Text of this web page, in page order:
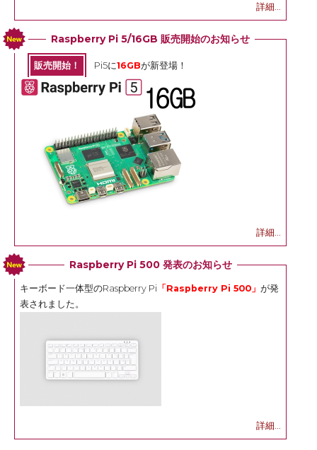
詳細...
Raspberry Pi 5/16GB 販売開始のお知らせ
販売開始！ Pi5に16GBが新登場！
詳細...
Raspberry Pi 500 発表のお知らせ
キーボード一体型のRaspberry Pi 「Raspberry Pi 500」 が発
表されました。
詳細...